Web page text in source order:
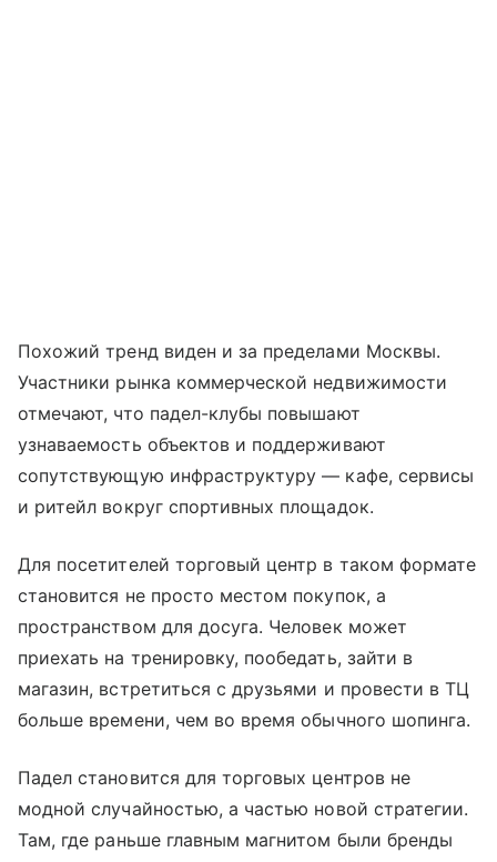
Похожий тренд виден и за пределами Москвы.
Участники рынка коммерческой недвижимости
отмечают, что падел-клубы повышают
узнаваемость объектов и поддерживают
сопутствующую инфраструктуру — кафе, сервисы
и ритейл вокруг спортивных площадок.
Для посетителей торговый центр в таком формате
становится не просто местом покупок, а
пространством для досуга. Человек может
приехать на тренировку, пообедать, зайти в
магазин, встретиться с друзьями и провести в ТЦ
больше времени, чем во время обычного шопинга.
Падел становится для торговых центров не
модной случайностью, а частью новой стратегии.
Там, где раньше главным магнитом были бренды